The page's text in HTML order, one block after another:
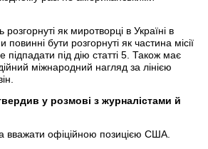
розгорнуті як миротворці в Україні в
бути розгорнуті як частина місії
під дію статті 5. Також має
міжнародний нагляд за лінією
у розмові з журналістами й
вважати офіційною позицією США.